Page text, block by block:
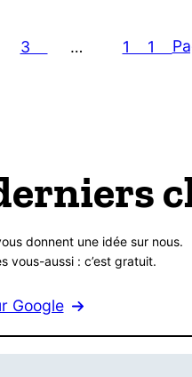
3 … 11
donnent une idée sur nous.
vous-aussi : c’est gratuit.
Google